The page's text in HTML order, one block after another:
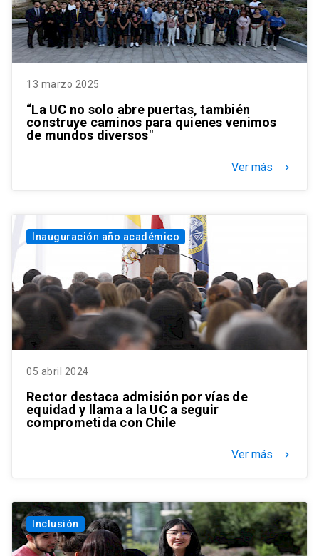
13 marzo 2025
“La UC no solo abre puertas, también
construye caminos para quienes venimos
de mundos diversos"
Ver más keyboard_arrow_right
Inauguración año académico
05 abril 2024
Rector destaca admisión por vías de
equidad y llama a la UC a seguir
comprometida con Chile
Ver más keyboard_arrow_right
Inclusión